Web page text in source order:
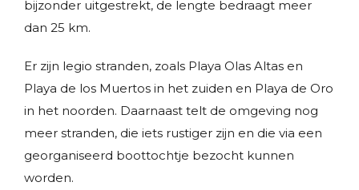
bijzonder uitgestrekt, de lengte bedraagt meer
dan 25 km.
Er zijn legio stranden, zoals Playa Olas Altas en
Playa de los Muertos in het zuiden en Playa de Oro
in het noorden. Daarnaast telt de omgeving nog
meer stranden, die iets rustiger zijn en die via een
georganiseerd boottochtje bezocht kunnen
worden.